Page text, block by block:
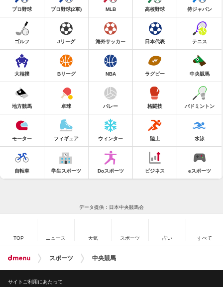
プロ野球 プロ野球(2軍) MLB 高校野球 侍ジャパン
ゴルフ Jリーグ 海外サッカー 日本代表 テニス
大相撲 Bリーグ NBA ラグビー 中央競馬
地方競馬 卓球 バレー 格闘技 バドミントン
モーター フィギュア ウィンター 陸上 水泳
自転車 学生スポーツ Doスポーツ ビジネス eスポーツ
データ提供：日本中央競馬会
TOP ニュース 天気 スポーツ 占い すべて
スポーツ 中央競馬
サイトご利用にあたって